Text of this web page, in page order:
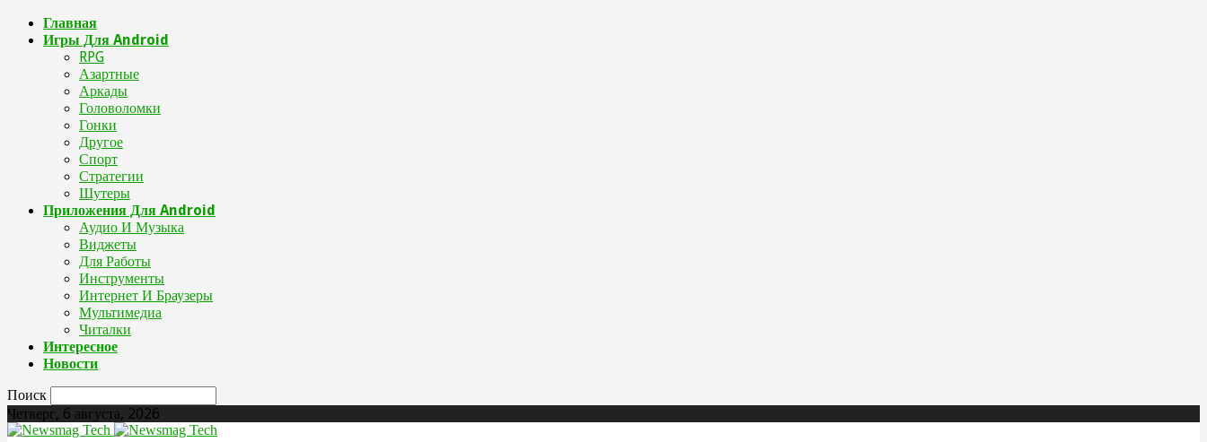
Главная
Игры Для Android
RPG
Азартные
Аркады
Головоломки
Гонки
Другое
Спорт
Стратегии
Шутеры
Приложения Для Android
Аудио И Музыка
Виджеты
Для Работы
Инструменты
Интернет И Браузеры
Мультимедиа
Читалки
Интересное
Новости
Поиск
Четверг, 6 августа, 2026